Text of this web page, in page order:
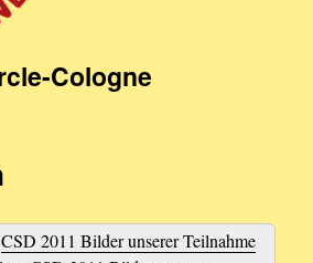
Cologne
CSD 2011 Bilder unserer Teilnahme